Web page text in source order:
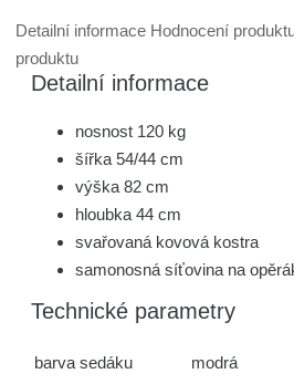
Detailní informace Hodnocení
produktu
Detailní informace
nosnost 120 kg
šířka 54/44 cm
výška 82 cm
hloubka 44 cm
svařovaná kovová kostra
samonosná síťovina na
Technické parametry
barva sedáku
modrá